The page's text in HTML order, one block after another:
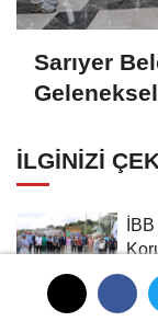
Sarıyer
İLGINIZI